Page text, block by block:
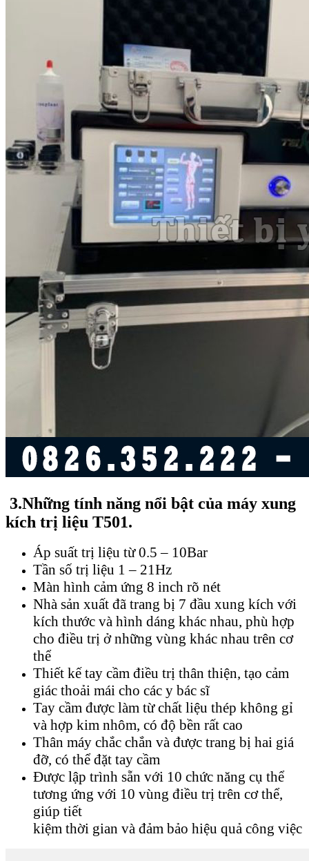
3.Những tính năng nổi bật của máy xung
kích trị liệu T501.
Áp suất trị liệu từ 0.5 – 10Bar
Tần số trị liệu 1 – 21Hz
Màn hình cảm ứng 8 inch rõ nét
Nhà sản xuất đã trang bị 7 đầu xung kích với
kích thước và hình dáng khác nhau, phù hợp
cho điều trị ở những vùng khác nhau trên cơ
thể
Thiết kế tay cầm điều trị thân thiện, tạo cảm
giác thoải mái cho các y bác sĩ
Tay cầm được làm từ chất liệu thép không gỉ
và hợp kim nhôm, có độ bền rất cao
Thân máy chắc chắn và được trang bị hai giá
đỡ, có thể đặt tay cầm
Được lập trình sẵn với 10 chức năng cụ thể
tương ứng với 10 vùng điều trị trên cơ thể,
giúp tiết
kiệm thời gian và đảm bảo hiệu quả công việc